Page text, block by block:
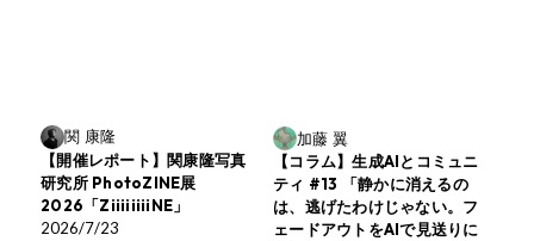
関 康隆
【開催レポート】関康隆写真
研究所 PhotoZINE展
2026「ZiiiiiiiiNE」
2026/7/23
加藤 翼
【コラム】生成AIとコミュニ
ティ #13 「静かに消えるの
は、逃げたわけじゃない。フ
ェードアウトをAIで見送りに